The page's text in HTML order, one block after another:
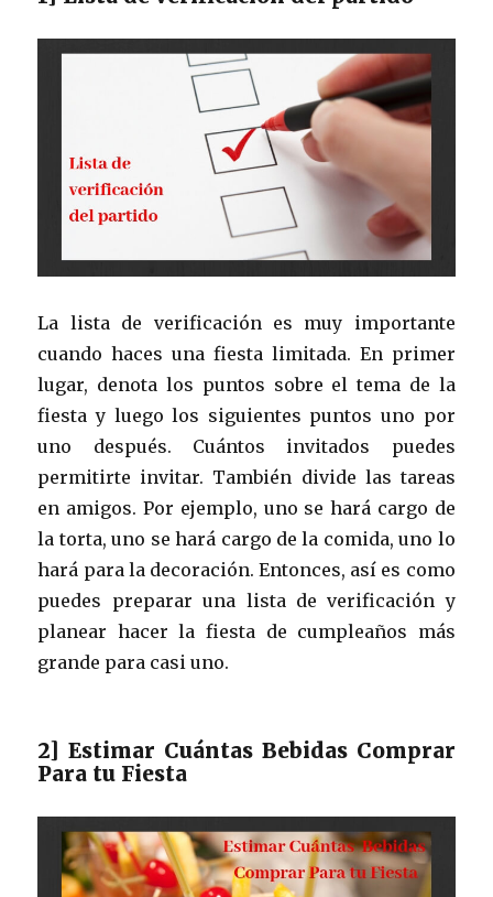
La lista de verificación es muy importante
cuando haces una fiesta limitada. En primer
lugar, denota los puntos sobre el tema de la
fiesta y luego los siguientes puntos uno por
uno después. Cuántos invitados puedes
permitirte invitar. También divide las tareas
en amigos. Por ejemplo, uno se hará cargo de
la torta, uno se hará cargo de la comida, uno lo
hará para la decoración. Entonces, así es como
puedes preparar una lista de verificación y
planear hacer la fiesta de cumpleaños más
grande para casi uno.
2] Estimar Cuántas Bebidas Comprar
Para tu Fiesta